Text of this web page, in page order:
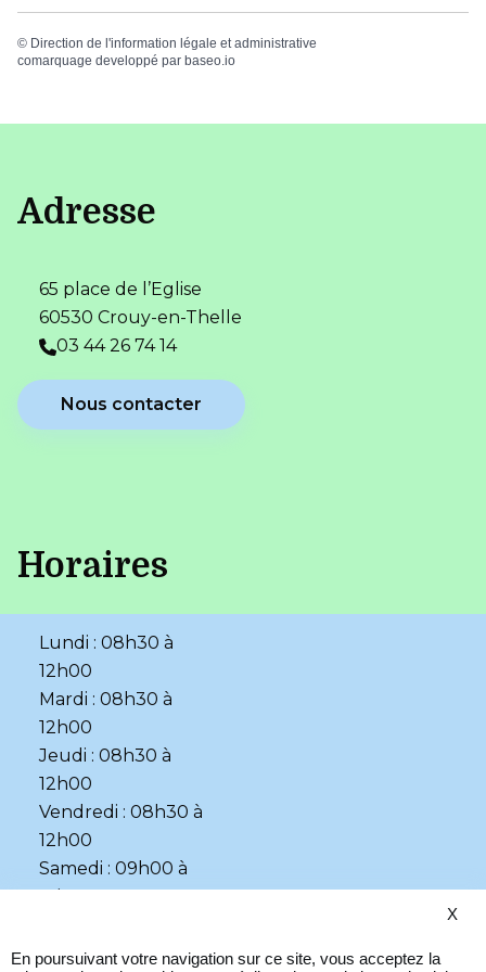
© Direction de l'information légale et administrative
comarquage developpé par baseo.io
Adresse
65 place de l’Eglise
60530 Crouy-en-Thelle
03 44 26 74 14
Nous contacter
Horaires
Lundi : 08h30 à
12h00
Mardi : 08h30 à
12h00
Jeudi : 08h30 à
12h00
Vendredi : 08h30 à
12h00
Samedi : 09h00 à
12h00
Page d’aide •
X
En poursuivant votre navigation sur ce site, vous acceptez la